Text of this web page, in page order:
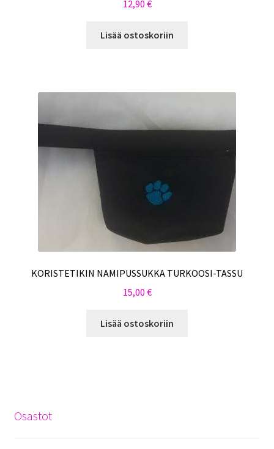
12,90 €
Lisää ostoskoriin
KORISTETIKIN NAMIPUSSUKKA TURKOOSI-TASSU
15,00 €
Lisää ostoskoriin
Osastot